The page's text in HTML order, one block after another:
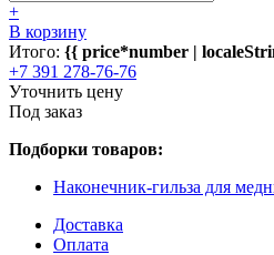
+
В корзину
Итого: {{ price*number |
+7 391 278-76-76
Уточнить цену
Под заказ
Подборки товаров:
Наконечник-гильза для
Доставка
Оплата